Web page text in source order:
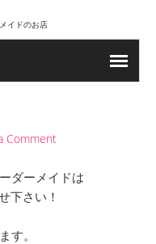
イドのお店
Comment
ダーメイドは
下さい！
す。